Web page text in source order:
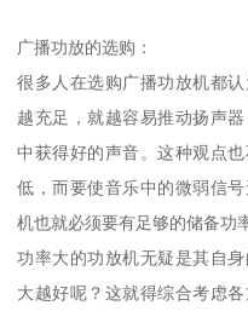
广播功放的选购：
很多人在选购广播功放机都
越充足，就越容易推动扬声
中获得好的声音。这种观点
低，而要使音乐中的微弱信
机也就必须要有足够的储备功
功率大的功放机无疑是其自
大越好呢？这就得综合考虑